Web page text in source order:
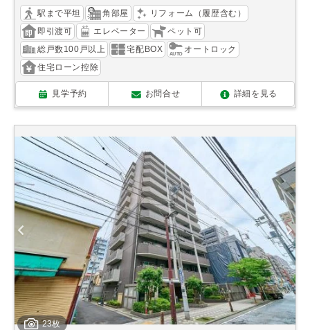
駅まで平坦 角部屋
リフォーム（履歴含む）
即引渡可
エレベーター
ペット可
総戸数100戸以上
宅配BOX
オートロック
住宅ローン控除
見学予約 お問合せ 詳細を見る
23枚